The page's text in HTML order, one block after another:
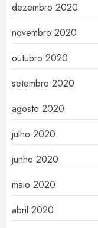
dezembro 2020
novembro 2020
outubro 2020
setembro 2020
agosto 2020
julho 2020
junho 2020
maio 2020
abril 2020